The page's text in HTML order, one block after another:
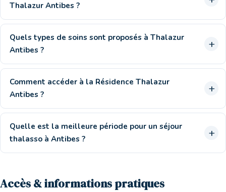
Thalazur Antibes ?
Quels types de soins sont proposés à Thalazur
Antibes ?
Comment accéder à la Résidence Thalazur
Antibes ?
Quelle est la meilleure période pour un séjour
thalasso à Antibes ?
Accès & informations pratiques